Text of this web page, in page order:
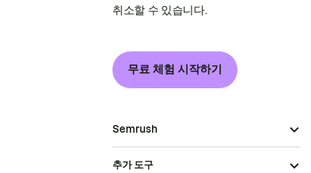
취소할 수 있습니다.
무료 체험 시작하기
Semrush
추가 도구